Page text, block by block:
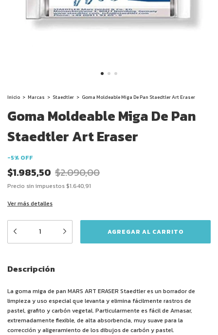
Inicio > Marcas > Staedtler > Goma Moldeable Miga De Pan Staedtler Art Eraser
Goma Moldeable Miga De Pan
Staedtler Art Eraser
-5% OFF
$1.985,50 $2.090,00
Precio sin impuestos$1.640,91
Ver más detalles
Descripción
La goma miga de pan MARS ART ERASER Staedtler es un borrador de
limpieza y uso especial que levanta y elimina fácilmente rastros de
pastel, grafito y carbón vegetal. Particularmente es fácil de Amasar,
extremadamente flexible, de alta absorbencia, muy suave para la
corrección y aligeramiento de los dibujos de carbón y pastel.